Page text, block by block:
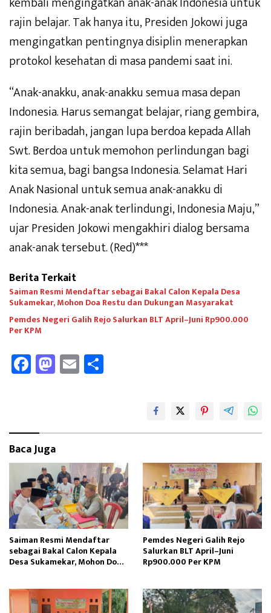
rajin belajar. Tak hanya itu, Presiden Jokowi juga
mengingatkan pentingnya disiplin menerapkan
protokol kesehatan di masa pandemi saat ini.
“Anak-anakku, anak-anakku semua masa depan
Indonesia. Harus semangat belajar, riang gembira,
rajin beribadah, jangan lupa berdoa kepada Allah
Swt. Berdoa untuk memohon perlindungan bagi
kita semua, bagi bangsa Indonesia. Selamat Hari
Anak Nasional untuk semua anak-anakku di
Indonesia. Anak-anak terlindungi, Indonesia Maju,”
ujar Presiden Jokowi mengakhiri dialog bersama
anak-anak tersebut. (Red)***
Berita Terkait
Saiman Resmi Mendaftar sebagai Bakal Calon Kepala Desa
Sukamekar, Mohon Doa Restu dan Dukungan Masyarakat
Pemdes Negeri Galih Rejo Salurkan BLT April–Juni Rp900.000
Per KPM
Fa
ce
k
M
as
o
n
E
m
Baca Juga
Saiman Resmi Mendaftar
sebagai Bakal Calon Kepala
Desa Sukamekar, Mohon Doa
Pemdes Negeri Galih Rejo
Salurkan BLT April–Juni
Rp900.000 Per KPM